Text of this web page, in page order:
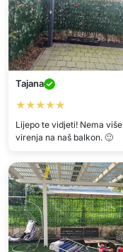
Tajana
★★★★★
Lijepo te vidjeti! Nema više
virenja na naš balkon. 🙂